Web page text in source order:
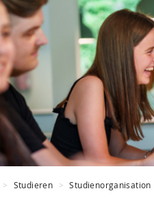
Studieren Studienorganisation